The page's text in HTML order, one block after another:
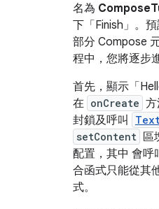
名為
下「Finish」 。
部分 Compose
程中，您將逐步
首先，顯示「
在 onCreate
封鎖及呼叫
setContent 區
配置，其中 會呼
合函式只能從其
式。